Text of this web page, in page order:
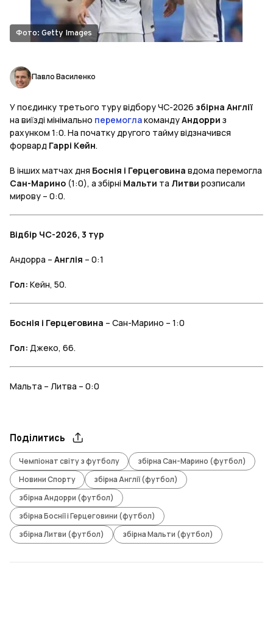
Фото: Getty Images
Павло Василенко
У поєдинку третього туру відбору ЧС-2026 збірна Англії
на виїзді мінімально перемоглакомандуАндорри з
рахунком 1:0. На початку другого тайму відзначився
форвард Гаррі Кейн.
В інших матчах дня Боснія і Герцеговина вдома перемогла
Сан-Марино (1:0), а збірні Мальти та Литви розписали
мирову – 0:0.
Відбір ЧС-2026, 3 тур
Андорра – Англія – 0:1
Гол: Кейн, 50.
Боснія і Герцеговина – Сан-Марино – 1:0
Гол: Джеко, 66.
Мальта – Литва – 0:0
Поділитись
Чемпіонат світу з футболу
збірна Сан-Марино (футбол)
Новини Спорту
збірна Англії (футбол)
збірна Андорри (футбол)
збірна Боснії і Герцеговини (футбол)
збірна Литви (футбол)
збірна Мальти (футбол)